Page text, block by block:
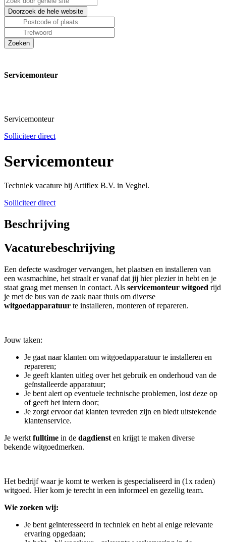
Servicemonteur
Servicemonteur
Solliciteer direct
Servicemonteur
Techniek vacature bij Artiflex B.V. in Veghel.
Solliciteer direct
Beschrijving
Vacaturebeschrijving
Een defecte wasdroger vervangen, het plaatsen en installeren van
een wasmachine, het straalt er vanaf dat jij hier plezier in hebt en je
staat graag met mensen in contact. Als servicemonteur witgoed rijd
je met de bus van de zaak naar thuis om diverse
witgoedapparatuur te installeren, monteren of repareren.
Jouw taken:
Je gaat naar klanten om witgoedapparatuur te installeren en
repareren;
Je geeft klanten uitleg over het gebruik en onderhoud van de
geïnstalleerde apparatuur;
Je bent alert op eventuele technische problemen, lost deze op
of geeft het intern door;
Je zorgt ervoor dat klanten tevreden zijn en biedt uitstekende
klantenservice.
Je werkt fulltime in de dagdienst en krijgt te maken diverse
bekende witgoedmerken.
Het bedrijf waar je komt te werken is gespecialiseerd in (1x raden)
witgoed. Hier kom je terecht in een informeel en gezellig team.
Wie zoeken wij:
Je bent geïnteresseerd in techniek en hebt al enige relevante
ervaring opgedaan;